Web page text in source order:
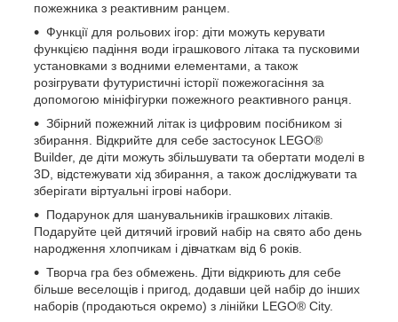
пожежника з реактивним ранцем.
Функції для рольових ігор: діти можуть керувати
функцією падіння води іграшкового літака та пусковими
установками з водними елементами, а також
розігрувати футуристичні історії пожежогасіння за
допомогою мініфігурки пожежного реактивного ранця.
Збірний пожежний літак із цифровим посібником зі
збирання. Відкрийте для себе застосунок LEGO®
Builder, де діти можуть збільшувати та обертати моделі в
3D, відстежувати хід збирання, а також досліджувати та
зберігати віртуальні ігрові набори.
Подарунок для шанувальників іграшкових літаків.
Подаруйте цей дитячий ігровий набір на свято або день
народження хлопчикам і дівчаткам від 6 років.
Творча гра без обмежень. Діти відкриють для себе
більше веселощів і пригод, додавши цей набір до інших
наборів (продаються окремо) з лінійки LEGO® City.